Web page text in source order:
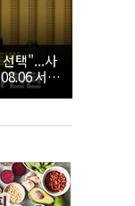
택"...사
서울